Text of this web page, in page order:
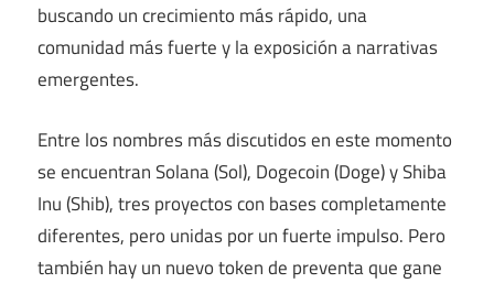
buscando un crecimiento más rápido, una
comunidad más fuerte y la exposición a narrativas
emergentes.
Entre los nombres más discutidos en este momento
se encuentran Solana (Sol), Dogecoin (Doge) y Shiba
Inu (Shib), tres proyectos con bases completamente
diferentes, pero unidas por un fuerte impulso. Pero
también hay un nuevo token de preventa que gane